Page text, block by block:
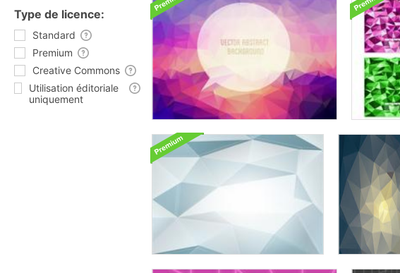
Type de licence:
Standard
Premium
Creative Commons
Utilisation éditoriale
uniquement